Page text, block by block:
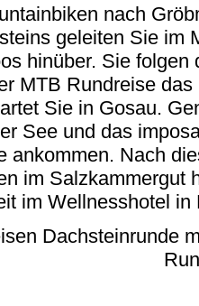
nach
geleiten Sie im
hinüber. Sie
MTB Rundreise
Sie in Gosau.
See und das
ankommen. Nach
im Salzkammergut
im Wellnesshotel
Dachsteinrunde